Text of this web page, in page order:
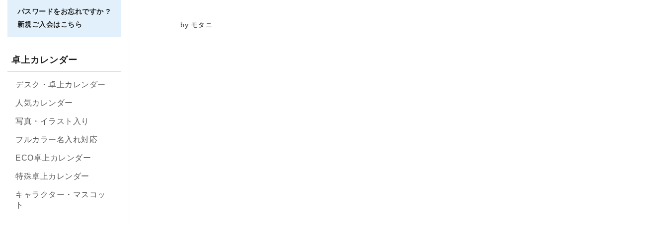
by モタニ
パスワードをお忘れですか ?
新規ご入会はこちら
卓上カレンダー
デスク・卓上カレンダー
人気カレンダー
写真・イラスト入り
フルカラー名入れ対応
ECO卓上カレンダー
特殊卓上カレンダー
キャラクター・マスコッ
ト